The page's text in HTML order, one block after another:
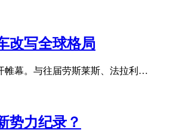
改写全球格局
帷幕。与往届劳斯莱斯、法拉利…
势力纪录？